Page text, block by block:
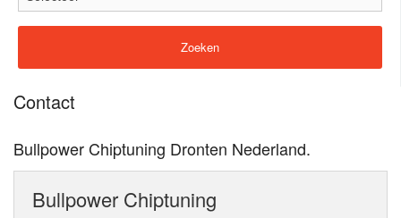
Contact
Bullpower Chiptuning Dronten Nederland.
Bullpower Chiptuning